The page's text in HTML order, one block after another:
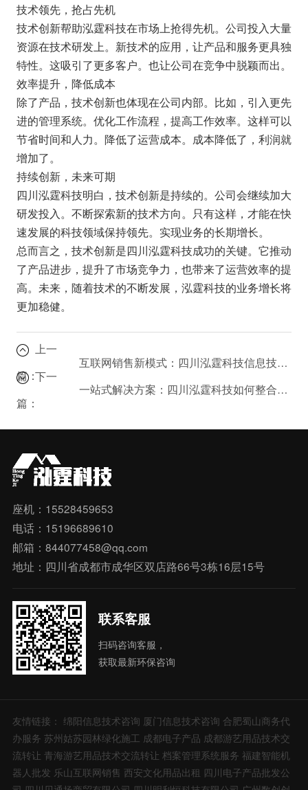
技术领先，抢占先机
技术创新帮助泓霆科技在市场上抢得先机。公司投入大量
资源在技术研发上。新技术的应用，让产品和服务更具独
特性。这吸引了更多客户。也让公司在竞争中脱颖而出。
效率提升，降低成本
除了产品，技术创新也体现在公司内部。比如，引入更先
进的管理系统。优化工作流程，提高工作效率。这样可以
节省时间和人力。降低了运营成本。成本降低了，利润就
增加了。
持续创新，未来可期
四川泓霆科技明白，技术创新是持续的。公司会继续加大
研发投入。不断探索新的技术方向。只有这样，才能在快
速发展的科技领域保持领先。实现业务的长期增长。
总而言之，技术创新是四川泓霆科技成功的关键。它推动
了产品进步，提升了市场竞争力，也带来了运营效率的提
高。未来，随着技术的不断发展，泓霆科技的业务增长将
更加稳健。
上一
篇：
互联网销售新模式：四川泓霆科技信息技术咨询的秘密武器
下一
篇：
一站式解决方案：四川泓霆科技如何整合多元服务，解决您的业务痛点？
座机：15528459653
电话：15196689610
邮箱：844077458@qq.com
地址：四川省成都市成华区双店路66号3栋16层15号
联系客服
扫码咨询客服，
获取最新环保咨询
友情链接： 绵阳信息技术咨询 厦门信息技术咨询 合肥蜀山商务代
办服务 苏州姑苏园林绿化施工 成都电子产品 成都游艺用品技术交
流转让 青海游艺用品技术交流转让 档案管理系统服务 福建智能机
器人批发 乐山互联网销售 西安文化用品出租 四川电子产品批发公